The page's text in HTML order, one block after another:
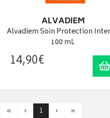
ALVADIEM
Alvadiem Soin Protection
100 mL
14,90€
« ‹ 1 › »